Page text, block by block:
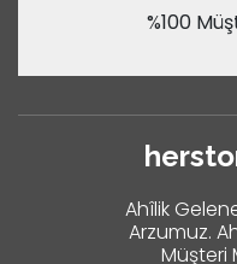
%100
Ahîlik
Arzumuz.
Müşteri